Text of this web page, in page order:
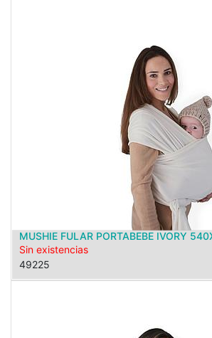
MUSHIE FULAR PORTABEBE IVORY
Sin existencias
49225